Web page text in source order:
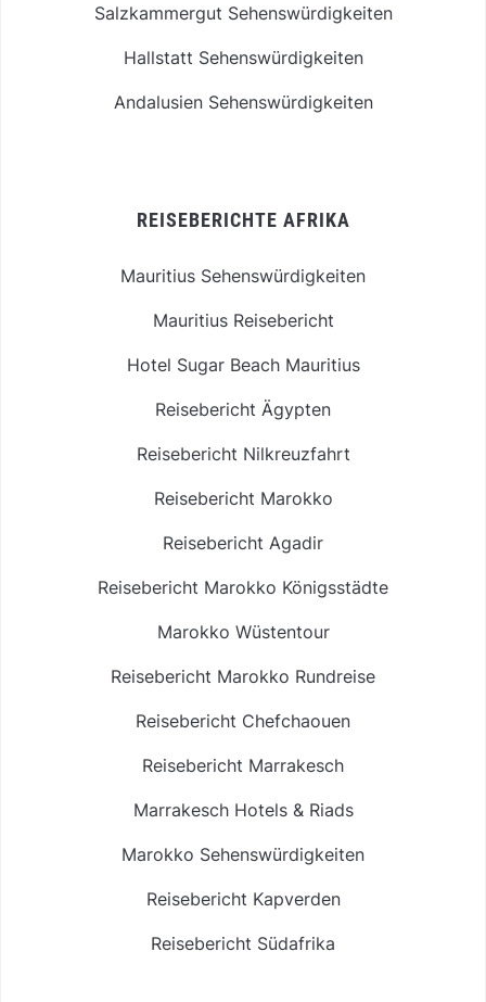
Salzkammergut Sehenswürdigkeiten
Hallstatt Sehenswürdigkeiten
Andalusien Sehenswürdigkeiten
REISEBERICHTE AFRIKA
Mauritius Sehenswürdigkeiten
Mauritius Reisebericht
Hotel Sugar Beach Mauritius
Reisebericht Ägypten
Reisebericht Nilkreuzfahrt
Reisebericht Marokko
Reisebericht Agadir
Reisebericht Marokko Königsstädte
Marokko Wüstentour
Reisebericht Marokko Rundreise
Reisebericht Chefchaouen
Reisebericht Marrakesch
Marrakesch Hotels & Riads
Marokko Sehenswürdigkeiten
Reisebericht Kapverden
Reisebericht Südafrika